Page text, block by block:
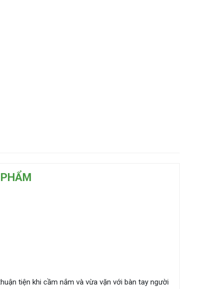
tiện khi cầm nắm và vừa vặn với bàn tay người